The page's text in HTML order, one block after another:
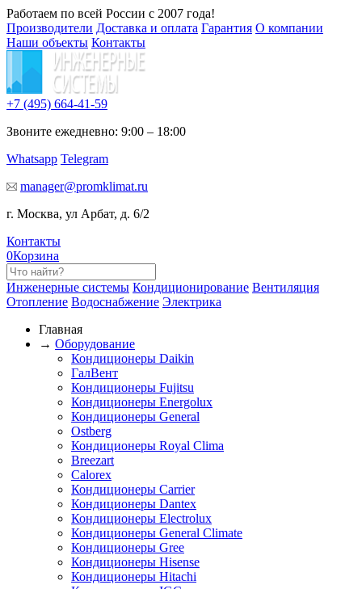
Работаем по всей России с 2007 года!
Производители Доставка и оплата Гарантия О компании
Наши объекты Контакты
+7 (495) 664-41-59
Звоните ежедневно: 9:00 – 18:00
Whatsapp Telegram
manager@promklimat.ru
г. Москва, ул Арбат, д. 6/2
Контакты
0Корзина
Инженерные системы Кондиционирование Вентиляция
Отопление Водоснабжение Электрика
Главная
→ Оборудование
Кондиционеры Daikin
ГалВент
Кондиционеры Fujitsu
Кондиционеры Energolux
Кондиционеры General
Ostberg
Кондиционеры Royal Clima
Breezart
Calorex
Кондиционеры Carrier
Кондиционеры Dantex
Кондиционеры Electrolux
Кондиционеры General Climate
Кондиционеры Gree
Кондиционеры Hisense
Кондиционеры Hitachi